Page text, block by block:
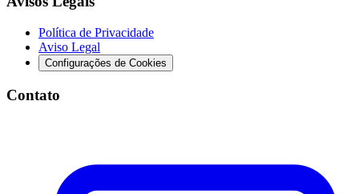
Política de Privacidade
Aviso Legal
Configurações de Cookies
Contato